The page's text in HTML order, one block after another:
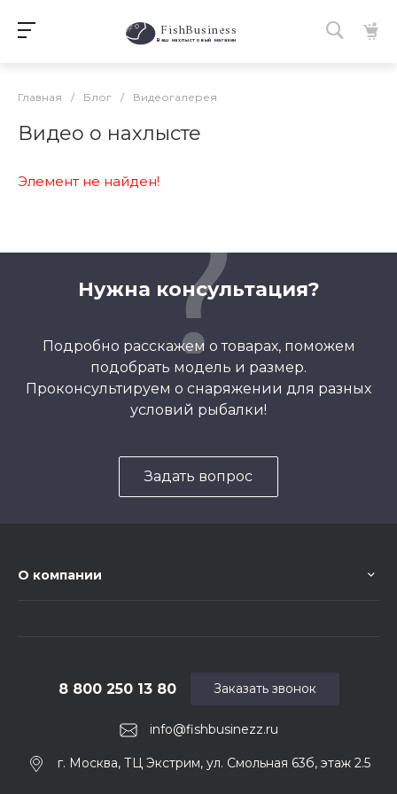
FishBusiness
Ваш нахлыстовый магазин
Главная / Блог / Видеогалерея
Видео о нахлысте
Элемент не найден!
Нужна консультация?
Подробно расскажем о товарах, поможем
подобрать модель и размер.
Проконсультируем о снаряжении для разных
условий рыбалки!
Задать вопрос
О компании
info@fishbusinezz.ru
8 800 250 13 80
г. Москва, ТЦ Экстрим, ул. Смольная 63б, этаж 2.5
Заказать звонок